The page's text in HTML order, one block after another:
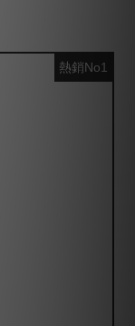
熱銷No1